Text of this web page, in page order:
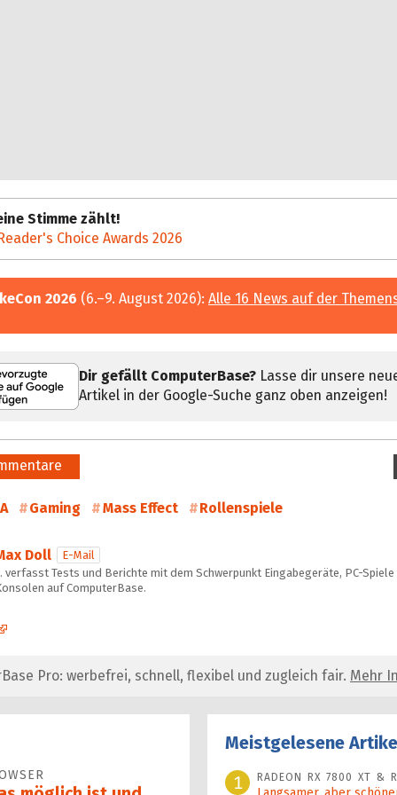
Stimme zählt!
Choice Awards 2026
2026 (6.–9. August 2026): Alle 16 News auf der
Dir gefällt ComputerBase? Lasse dir unsere
Artikel in der Google-Suche ganz oben anzeigen!
Gaming Mass Effect Rollenspiele
Doll
E-Mail
verfasst Tests und Berichte mit dem Schwerpunkt Eingabegeräte, PC-
auf ComputerBase.
Pro: werbefrei, schnell, flexibel und zugleich fair. Mehr
Meistgelesene
1
RADEON RX 7800 XT &